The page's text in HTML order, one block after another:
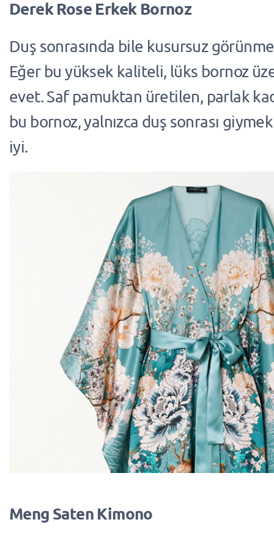
Derek Rose Erkek Bornoz
Duş sonrasında bile kusursuz
Eğer bu yüksek kaliteli, lüks bornoz
evet. Saf pamuktan üretilen, parlak
bu bornoz, yalnızca duş sonrası
iyi.
Meng Saten Kimono